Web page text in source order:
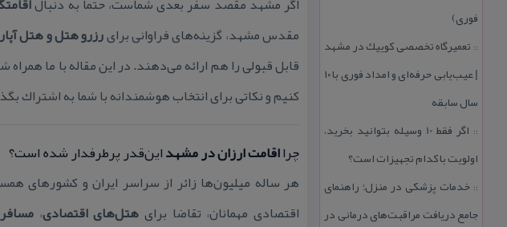
فوری)
:: تعمیرگاه تخصصی كوییك در مشهد
| عیب‌یابی حرفه‌ای و امداد فوری با ۱۰
سال سابقه
::
اگر فقط 10 وسیله بتوانید بخرید،
اولویت با كدام تجهیزات است؟
:: خدمات پزشكی در منزل؛ راهنمای
جامع دریافت مراقبت‌های درمانی در
مقدس مشهد، گزینه‌های فراوانی برایرزرو هتل وهتل
قابل قبولی را هم ارائه می‌دهند. در این مقاله با ما همراه
كنیم و نكاتی برای انتخاب هوشمندانه با شما به اشتراك
چرااقامت ارزان در مشهداین‌قدر پرطرفدار شده است؟
هر ساله میلیون‌ها زائر از سراسر ایران و كشورهای
اقتصادی مهمانان، تقاضا برای هتل‌های اقتصادی،